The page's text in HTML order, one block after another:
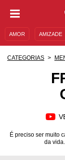
AMOR AMIZADE
MENSAGENS E
CATEGORIAS
É preciso ser muito
da